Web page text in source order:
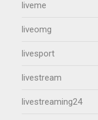
liveme
liveomg
livesport
livestream
livestreaming24